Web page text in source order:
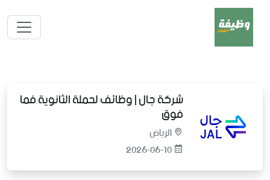
شركة جال | وظائف لحملة الثانوية فما
فوق
الرياض
2026-06-10